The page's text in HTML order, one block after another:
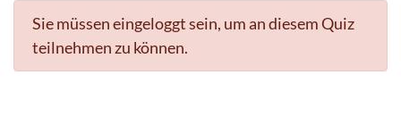
Sie müssen eingeloggt sein, um an diesem Quiz
teilnehmen zu können.